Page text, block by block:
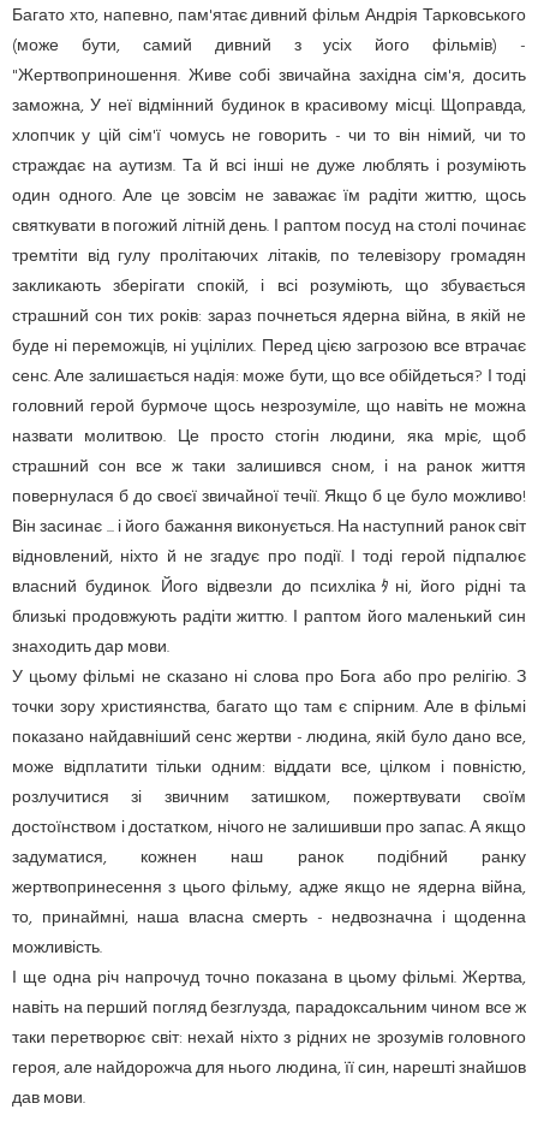
Багато хто, напевно, пам'ятає дивний фільм Андрія Тарковського
(може бути, самий дивний з усіх його фільмів) -
"Жертвоприношення. Живе собі звичайна західна сім'я, досить
заможна, У неї відмінний будинок в красивому місці. Щоправда,
хлопчик у цій сім'ї чомусь не говорить - чи то він німий, чи то
страждає на аутизм. Та й всі інші не дуже люблять і розуміють
один одного. Але це зовсім не заважає їм радіти життю, щось
святкувати в погожий літній день. І раптом посуд на столі починає
тремтіти від гулу пролітаючих літаків, по телевізору громадян
закликають зберігати спокій, і всі розуміють, що збувається
страшний сон тих років: зараз почнеться ядерна війна, в якій не
буде ні переможців, ні уцілілих. Перед цією загрозою все втрачає
сенс. Але залишається надія: може бути, що все обійдеться? І тоді
головний герой бурмоче щось незрозуміле, що навіть не можна
назвати молитвою. Це просто стогін людини, яка мріє, щоб
страшний сон все ж таки залишився сном, і на ранок життя
повернулася б до своєї звичайної течії. Якщо б це було можливо!
Він засинає ... і його бажання виконується. На наступний ранок світ
відновлений, ніхто й не згадує про події. І тоді герой підпалює
власний будинок. Його відвезли до психлікаﾀні, його рідні та
близькі продовжують радіти життю. І раптом його маленький син
знаходить дар мови.
У цьому фільмі не сказано ні слова про Бога або про релігію. З
точки зору християнства, багато що там є спірним. Але в фільмі
показано найдавніший сенс жертви - людина, якій було дано все,
може відплатити тільки одним: віддати все, цілком і повністю,
розлучитися зі звичним затишком, пожертвувати своїм
достоїнством і достатком, нічого не залишивши про запас. А якщо
задуматися, кожнен наш ранок подібний ранку
жертвопринесення з цього фільму, адже якщо не ядерна війна,
то, принаймні, наша власна смерть - недвозначна і щоденна
можливість.
І ще одна річ напрочуд точно показана в цьому фільмі. Жертва,
навіть на перший погляд безглузда, парадоксальним чином все ж
таки перетворює світ: нехай ніхто з рідних не зрозумів головного
героя, але найдорожча для нього людина, її син, нарешті знайшов
дав мови.